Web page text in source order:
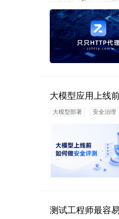
大模型应用上线
大模型部署 安全治理
测试工程师最容